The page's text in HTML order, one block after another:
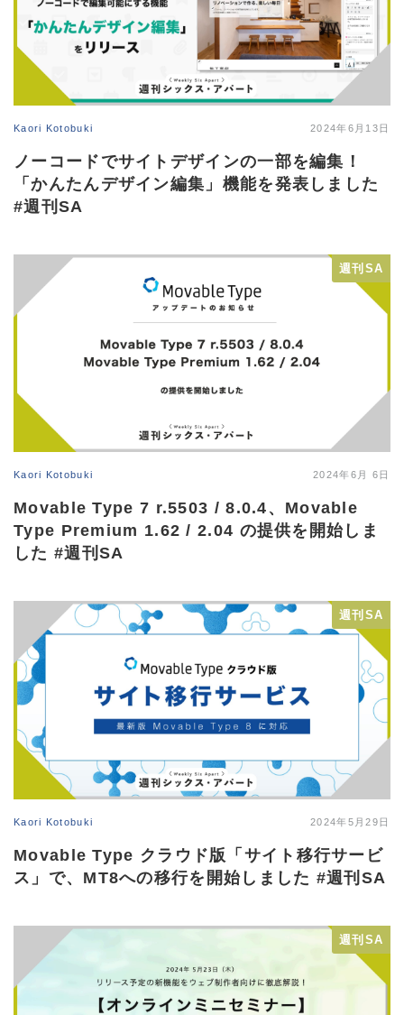
Kaori Kotobuki 2024年6月13日
ノーコードでサイトデザインの一部を編集！
「かんたんデザイン編集」機能を発表しました
#週刊SA
週刊SA
Kaori Kotobuki 2024年6月 6日
Movable Type 7 r.5503 / 8.0.4、Movable
Type Premium 1.62 / 2.04 の提供を開始しま
した #週刊SA
週刊SA
Kaori Kotobuki 2024年5月29日
Movable Type クラウド版「サイト移行サービ
ス」で、MT8への移行を開始しました #週刊SA
週刊SA